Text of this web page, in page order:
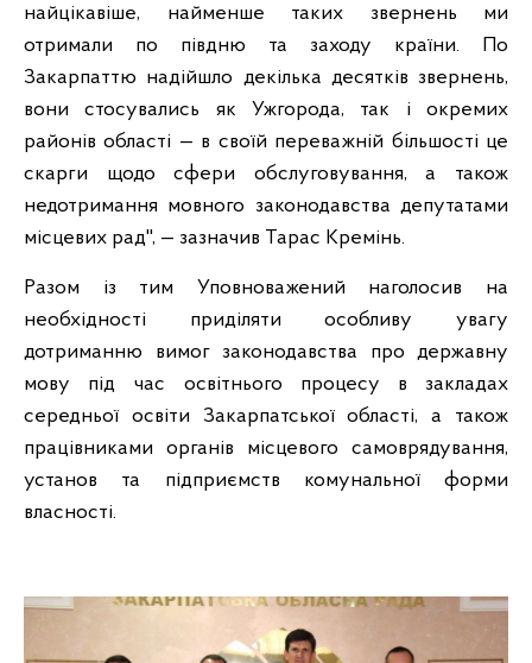
найцікавіше, найменше таких звернень ми
отримали по півдню та заходу країни. По
Закарпаттю надійшло декілька десятків звернень,
вони стосувались як Ужгорода, так і окремих
районів області — в своїй переважній більшості це
скарги щодо сфери обслуговування, а також
недотримання мовного законодавства депутатами
місцевих рад", — зазначив Тарас Кремінь.
Разом із тим Уповноважений наголосив на
необхідності приділяти особливу увагу
дотриманню вимог законодавства про державну
мову під час освітнього процесу в закладах
середньої освіти Закарпатської області, а також
працівниками органів місцевого самоврядування,
установ та підприємств комунальної форми
власності.